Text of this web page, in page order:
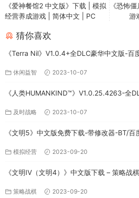
《爱神餐馆2 中文版》下载 | 模拟
经营养成游戏 | 简体中文 | PC
《恐怖
游
猜你喜欢
《Terra Nil》V1.0.4+全DLC豪华中文版-百
休闲益智 2023-10-07
《人类HUMANKIND™》V1.0.25.4263-全
及时战略 2023-10-07
《文明5》中文版免费下载-带修改器-BT/百
模拟经营 2023-09-20
《文明IV（文明4）》中文版下载 – 策略战
策略战棋 2023-09-20